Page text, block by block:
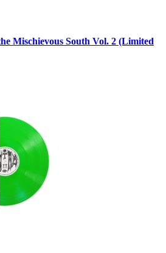
Mischievous South Vol. 2 (Limited